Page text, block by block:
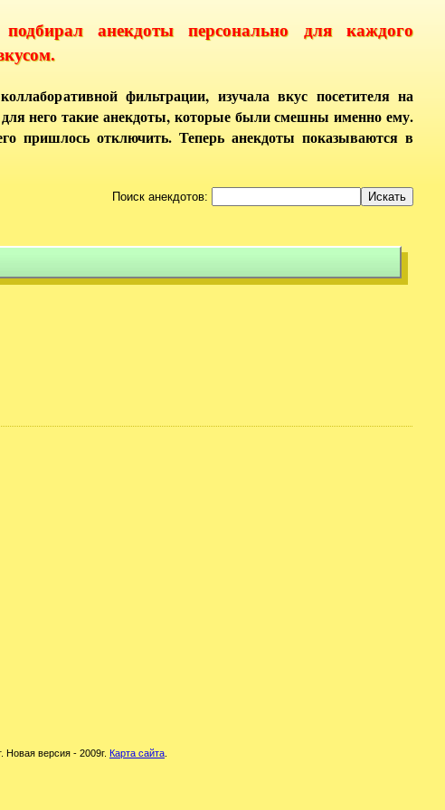
анекдоты персонально для каждого
фильтрации, изучала вкус посетителя на
него такие анекдоты, которые были смешны именно ему.
пришлось отключить. Теперь анекдоты показываются в
Поиск анекдотов:
Новая версия - 2009г. Карта сайта